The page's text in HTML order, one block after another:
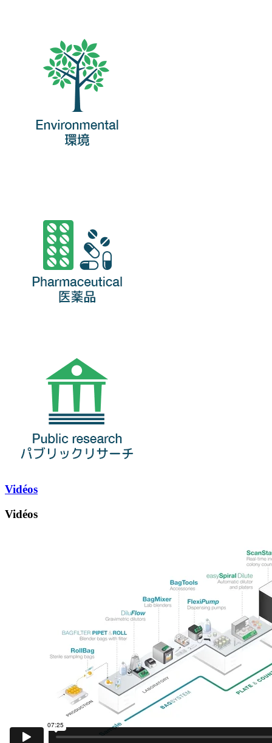
Vidéos
Vidéos